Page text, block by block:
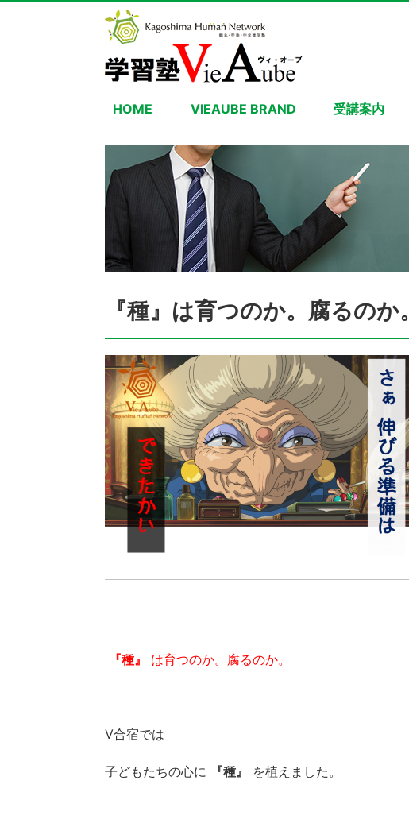
HOME VIEAUBE BRAND 受講案内
『種』は育つのか。腐るのか。
『種』 は育つのか。腐るのか。
V合宿では
子どもたちの心に 『種』 を植えました。